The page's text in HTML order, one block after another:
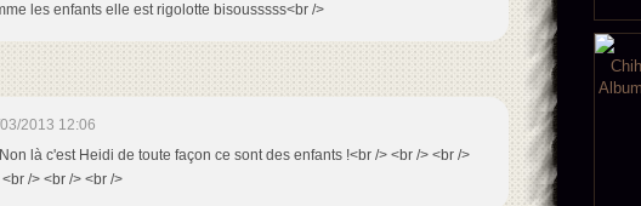
les enfants elle est rigolotte bisousssss<br />
2013 12:06
là c'est Heidi de toute façon ce sont des enfants !<br /> <br /> <br />
/> <br /> <br />